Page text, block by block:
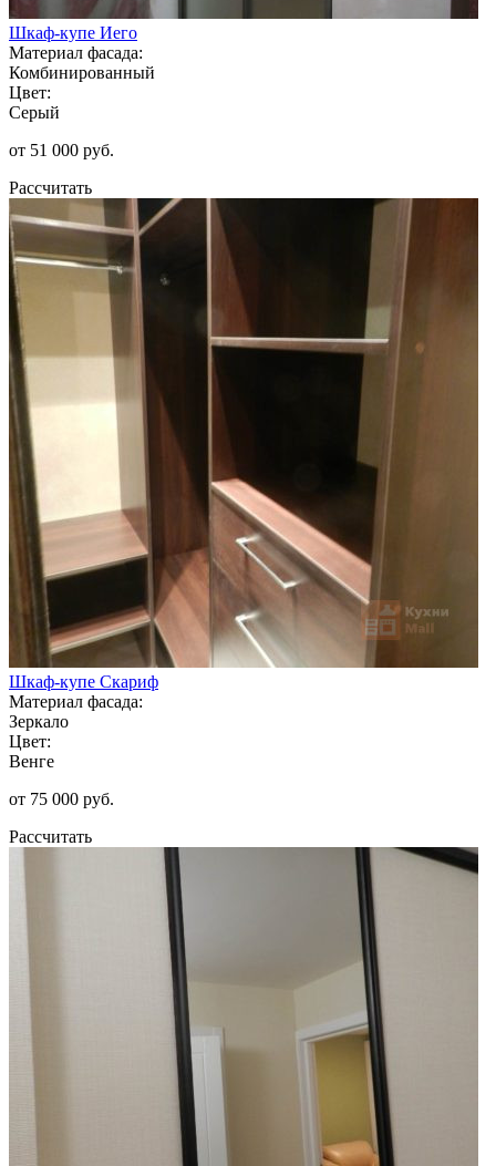
Шкаф-купе Иего
Материал фасада:
Комбинированный
Цвет:
Серый
от 51 000 руб.
Рассчитать
Шкаф-купе Скариф
Материал фасада:
Зеркало
Цвет:
Венге
от 75 000 руб.
Рассчитать